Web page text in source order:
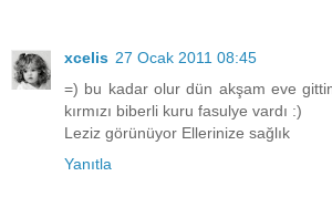
xcelis 27 Ocak 2011 08:45
=) bu kadar olur dün akşam eve
kırmızı biberli kuru fasulye vardı :)
Leziz görünüyor Ellerinize sağlık
Yanıtla